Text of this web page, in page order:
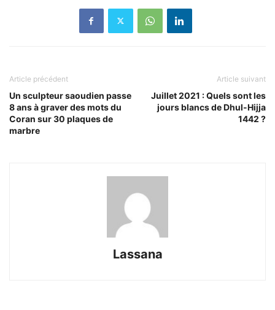
Article précédent
Un sculpteur saoudien passe
8 ans à graver des mots du
Coran sur 30 plaques de
marbre
Article suivant
Juillet 2021 : Quels sont les
jours blancs de Dhul-Hijja
1442 ?
Lassana